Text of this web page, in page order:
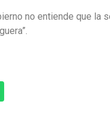
no entiende que la